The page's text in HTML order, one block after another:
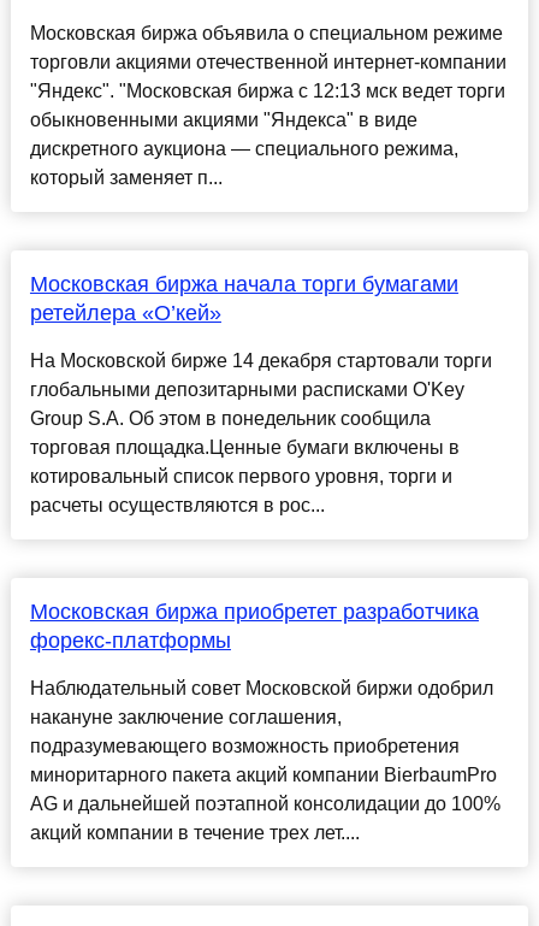
Московская биржа объявила о специальном режиме
торговли акциями отечественной интернет-компании
"Яндекс". "Московская биржа с 12:13 мск ведет торги
обыкновенными акциями "Яндекса" в виде
дискретного аукциона — специального режима,
который заменяет п...
Московская биржа начала торги бумагами
ретейлера «О’кей»
На Московской бирже 14 декабря стартовали торги
глобальными депозитарными расписками O'Key
Group S.A. Об этом в понедельник сообщила
торговая площадка.Ценные бумаги включены в
котировальный список первого уровня, торги и
расчеты осуществляются в рос...
Московская биржа приобретет разработчика
форекс-платформы
Наблюдательный совет Московской биржи одобрил
накануне заключение соглашения,
подразумевающего возможность приобретения
миноритарного пакета акций компании BierbaumPro
AG и дальнейшей поэтапной консолидации до 100%
акций компании в течение трех лет....